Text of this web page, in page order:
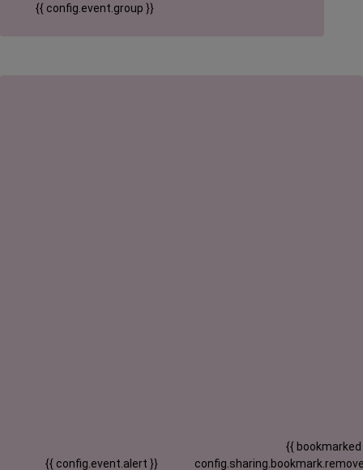
{{ config.event.group }}
{{ config.event.alert }}
{{ bookmarked